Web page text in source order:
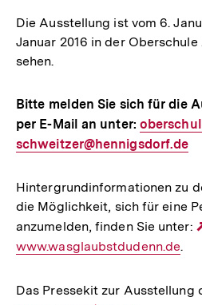
Die Ausstellung ist vom 6.
Januar 2016 in der
sehen.
Bitte melden Sie sich für die
per E-Mail an unter: E-
Mail
schweitzer@hennigsdorf.de
Hintergrundinformationen zu
die Möglichkeit, sich für eine
anzumelden, finden Sie unter:
www.wasglaubstdudenn.de.
Das Pressekit zur Ausstellung